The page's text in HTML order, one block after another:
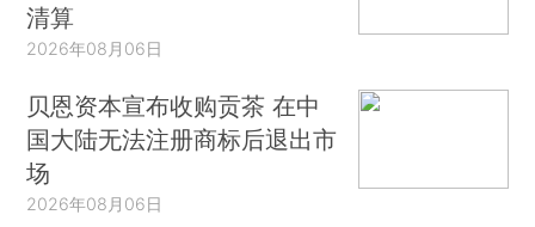
清算
2026年08月06日
贝恩资本宣布收购贡茶 在中
国大陆无法注册商标后退出市
场
2026年08月06日